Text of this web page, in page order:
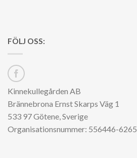
FÖLJ OSS:
Kinnekullegården AB
Brännebrona Ernst Skarps Väg 1
533 97 Götene, Sverige
Organisationsnummer: 556446-6265